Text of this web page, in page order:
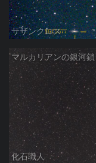
サザンクロス
化石職人